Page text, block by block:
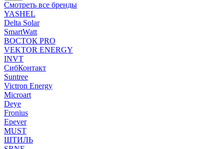
Смотреть все бренды
YASHEL
Delta Solar
SmartWatt
ВОСТОК PRO
VEKTOR ENERGY
INVT
СибКонтакт
Suntree
Victron Energy
Microart
Deye
Fronius
Epever
MUST
ШТИЛЬ